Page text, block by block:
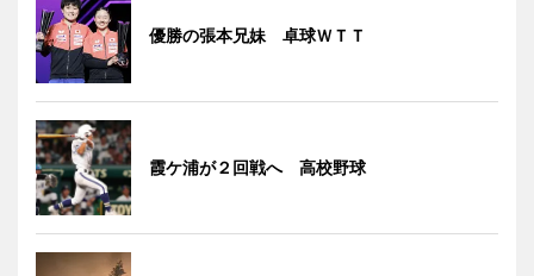
優勝の張本兄妹 卓球ＷＴＴ
霞ケ浦が２回戦へ 高校野球